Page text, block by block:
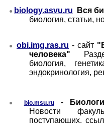
● biology.asvu.ru Вся
биология, статьи,
● obi.img.ras.ru - сайт
человека"
биология,
эндокринология,
● bio.msu.ru -
Новости
поступающих,